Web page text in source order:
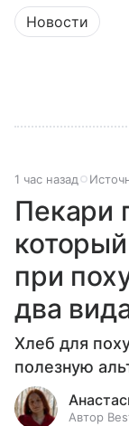
Новости
1 час назад
Пекари
при
два
Хлеб для
полезную
Автор